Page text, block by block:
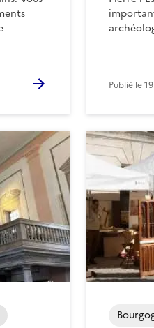
Publié le